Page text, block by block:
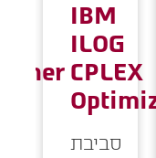
Genius
Magic
Publisher
תוכנה
חכמה